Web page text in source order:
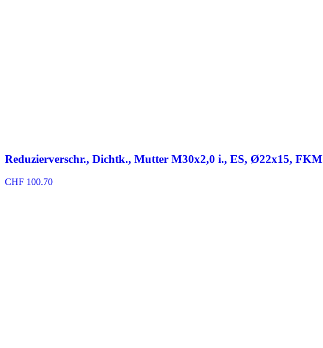
Reduzierverschr., Dichtk., Mutter M30x2,0 i., ES, Ø22x15, FKM
CHF 100.70